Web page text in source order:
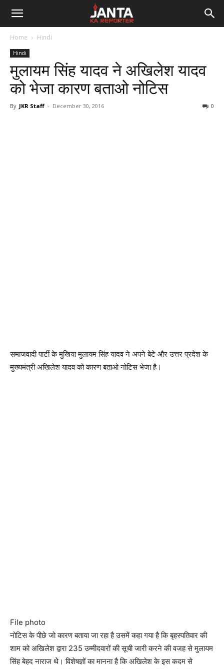
Janta
Reporter
Home Hindi
Hindi
मुलायम सिंह यादव ने अखिलेश यादव
को भेजा कारण बताओ नोटिस
By JKR Staff - December 30, 2016 0
समाजवादी पार्टी के मुखिया मुलायम सिंह यादव ने अपने बेटे और उत्तर प्रदेश के
मुख्यमंत्री अखिलेश यादव को कारण बताओ नोटिस भेजा है।
File photo
नोटिस के पीछे जो कारण बताया जा रहा है उसमें कहा गया है कि बृहस्पतिवार की
शाम को अखिलेश द्वारा 235 उम्मीदवारों की सूची जारी करने की वजह से मुलायम
सिंह बेहद नाराज थेे। विशेषज्ञों का मानना है कि अखिलेश के इस कदम से